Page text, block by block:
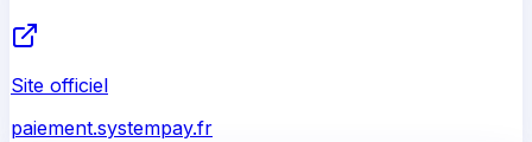
Site officiel
paiement.systempay.fr